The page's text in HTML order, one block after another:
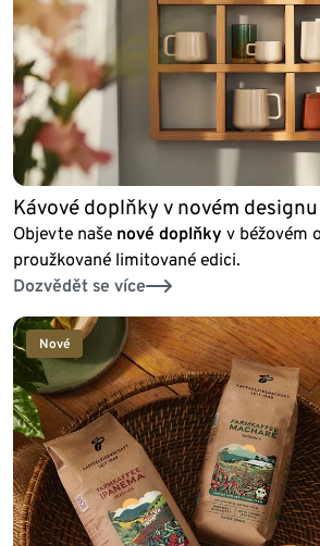
Kávové doplňky v novém designu
Objevte naše nové doplňky v béžovém
proužkované limitované edici.
Dozvědět se více
Nové